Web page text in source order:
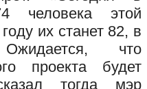
человека этой
их станет 82, в
что
проекта будет
тогда мэр